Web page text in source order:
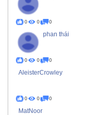
0 0 0
phan thái
0 0 0
AleisterCrowley
0 0 0
MatNoor